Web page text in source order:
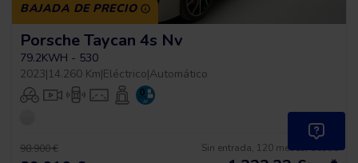
BAJADA DE PRECIO
Porsche Taycan 4s Nv
79.2KWH - 530
2023|14.260 Km|Eléctrico|Automático
98.900 € Sin entrada, 120 meses, desde